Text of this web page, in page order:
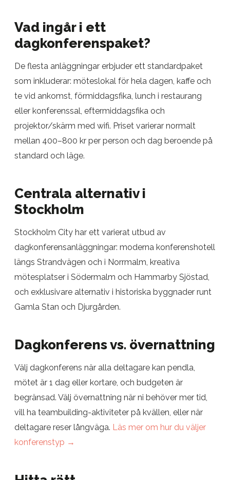
Vad ingår i ett
dagkonferenspaket?
De flesta anläggningar erbjuder ett standardpaket
som inkluderar: möteslokal för hela dagen, kaffe och
te vid ankomst, förmiddagsfika, lunch i restaurang
eller konferenssal, eftermiddagsfika och
projektor/skärm med wifi. Priset varierar normalt
mellan 400–800 kr per person och dag beroende på
standard och läge.
Centrala alternativ i
Stockholm
Stockholm City har ett varierat utbud av
dagkonferensanläggningar: moderna konferenshotell
längs Strandvägen och i Norrmalm, kreativa
mötesplatser i Södermalm och Hammarby Sjöstad,
och exklusivare alternativ i historiska byggnader runt
Gamla Stan och Djurgården.
Dagkonferens vs. övernattning
Välj dagkonferens när alla deltagare kan pendla,
mötet är 1 dag eller kortare, och budgeten är
begränsad. Välj övernattning när ni behöver mer tid,
vill ha teambuilding-aktiviteter på kvällen, eller när
deltagare reser långväga. Läs mer om hur du väljer
konferenstyp →